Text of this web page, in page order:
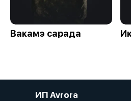
Вакамэ сарада
ИП Avrora